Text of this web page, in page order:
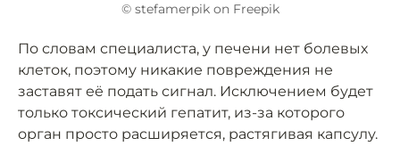
© stefamerpik on Freepik
По словам специалиста, у печени нет болевых
клеток, поэтому никакие повреждения не
заставят её подать сигнал. Исключением будет
только токсический гепатит, из-за которого
орган просто расширяется, растягивая капсулу.